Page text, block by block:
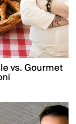
vs. Gourmet